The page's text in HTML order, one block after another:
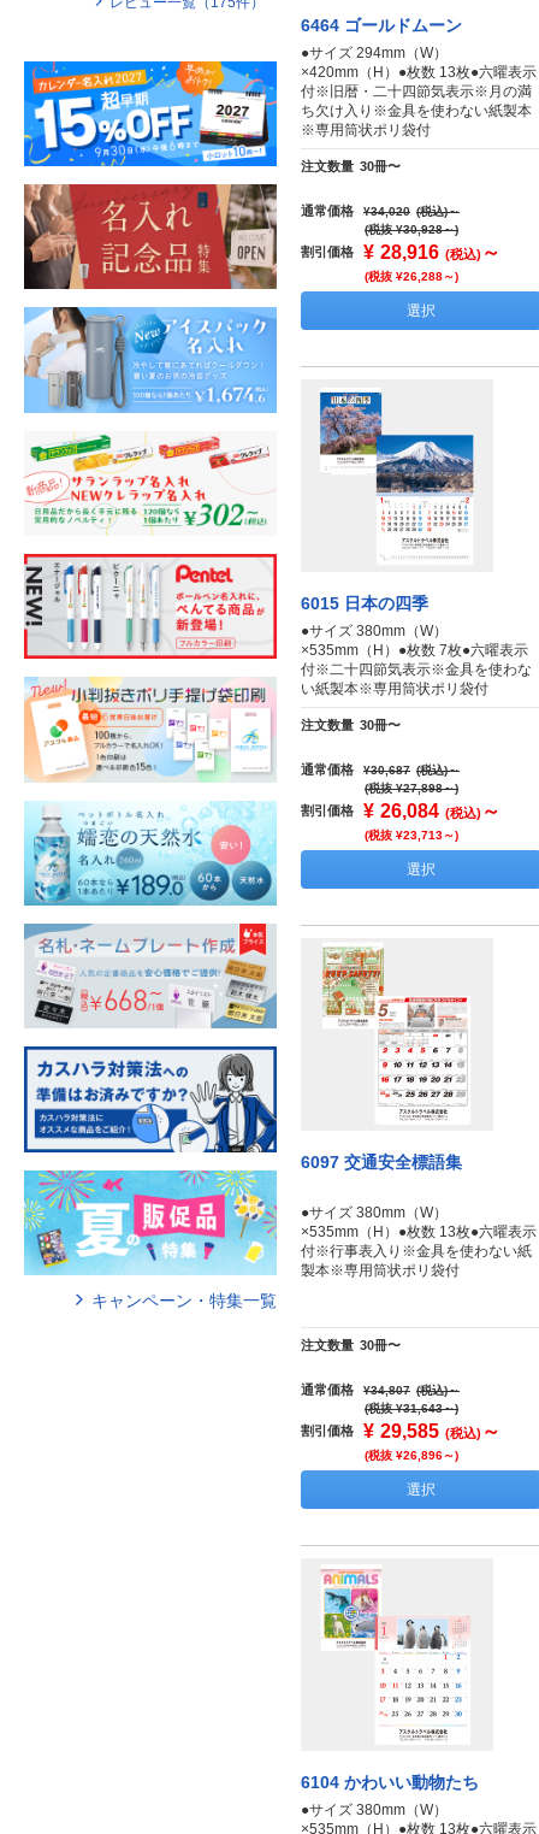
6464 ゴールドムーン
●サイズ 294mm（W）
×420mm（H）●枚数 13枚●六曜表示
付※旧暦・二十四節気表示※月の満
ち欠け入り※金具を使わない紙製本
※専用筒状ポリ袋付
注文数量 30冊〜
通常価格 ¥34,020 (税込)～
(税抜 ¥30,928～)
割引価格 ¥ 28,916 (税込) ～
(税抜 ¥26,288～)
選択
6015 日本の四季
●サイズ 380mm（W）
×535mm（H）●枚数 7枚●六曜表示
付※二十四節気表示※金具を使わな
い紙製本※専用筒状ポリ袋付
注文数量 30冊〜
通常価格 ¥30,687 (税込)～
(税抜 ¥27,898～)
割引価格 ¥ 26,084 (税込) ～
(税抜 ¥23,713～)
選択
6097 交通安全標語集
●サイズ 380mm（W）
×535mm（H）●枚数 13枚●六曜表示
付※行事表入り※金具を使わない紙
製本※専用筒状ポリ袋付
注文数量 30冊〜
通常価格 ¥34,807 (税込)～
(税抜 ¥31,643～)
割引価格 ¥ 29,585 (税込) ～
(税抜 ¥26,896～)
選択
6104 かわいい動物たち
●サイズ 380mm（W）
×535mm（H）●枚数 13枚●六曜表示
キャンペーン・特集一覧